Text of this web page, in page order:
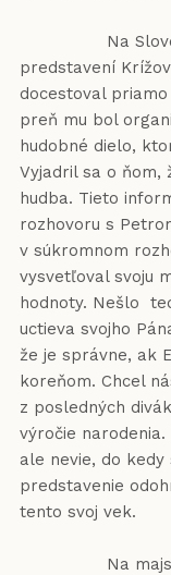
Na
predstavení
docestoval priamo
preň mu bol
hudobné dielo,
Vyjadril sa o ňom,
hudba. Tieto
rozhovoru s
v súkromnom
vysvetľoval svoju
hodnoty. Nešlo
uctieva svojho
že je správne, ak
koreňom. Chcel
z posledných
výročie
ale nevie, do
predstavenie
tento svoj vek.
Na majstrovi